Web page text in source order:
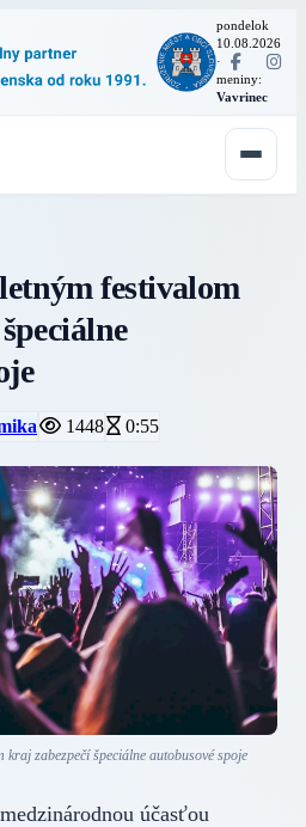
pondelok
10.08.2026
·
meniny:
Vavrinec
festivalom
1448 0:55
zabezpečí špeciálne autobusové spoje
účasťou